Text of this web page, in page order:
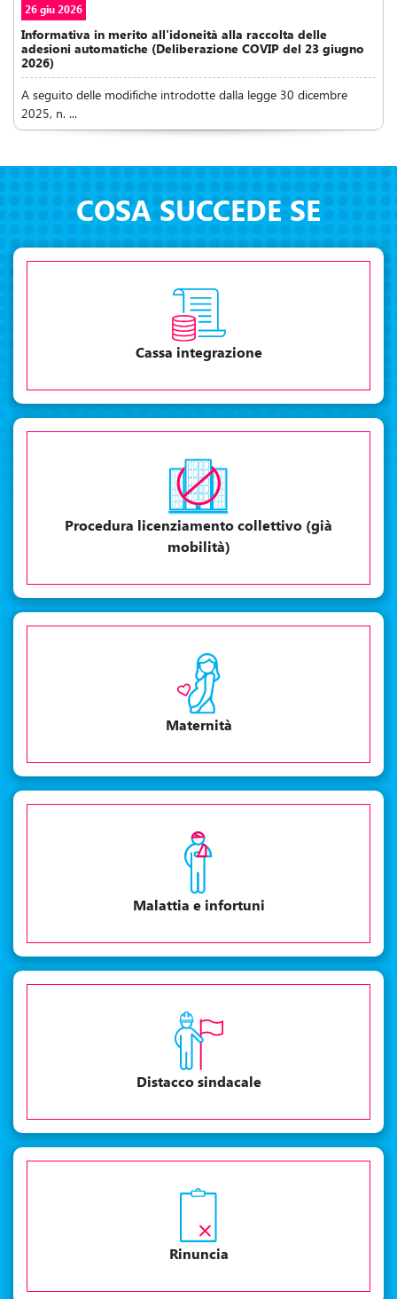
26 giu 2026
Informativa in merito all'idoneità alla raccolta delle
adesioni automatiche (Deliberazione COVIP del 23 giugno
2026)
A seguito delle modifiche introdotte dalla legge 30 dicembre
2025, n. ...
COSA SUCCEDE SE
Cassa integrazione
Procedura licenziamento collettivo (già
mobilità)
Maternità
Malattia e infortuni
Distacco sindacale
Rinuncia